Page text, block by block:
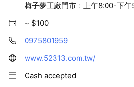
梅子夢工廠門市：上午8:00-下
~ $100
0975801959
www.52313.com.tw/
Cash accepted